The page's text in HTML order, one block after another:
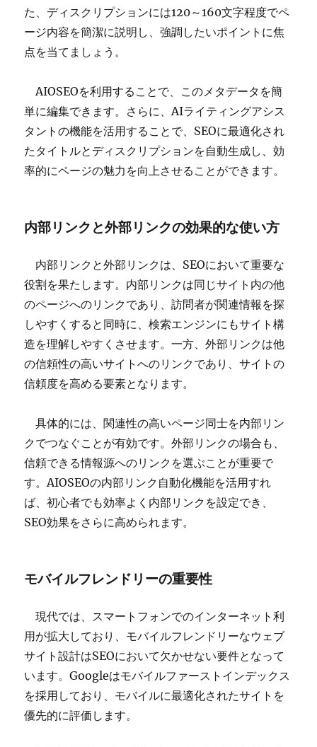
た、ディスクリプションには120～160文字程度でペ
ージ内容を簡潔に説明し、強調したいポイントに焦
点を当てましょう。
AIOSEOを利用することで、このメタデータを簡
単に編集できます。さらに、AIライティングアシス
タントの機能を活用することで、SEOに最適化され
たタイトルとディスクリプションを自動生成し、効
率的にページの魅力を向上させることができます。
内部リンクと外部リンクの効果的な使い方
内部リンクと外部リンクは、SEOにおいて重要な
役割を果たします。内部リンクは同じサイト内の他
のページへのリンクであり、訪問者が関連情報を探
しやすくすると同時に、検索エンジンにもサイト構
造を理解しやすくさせます。一方、外部リンクは他
の信頼性の高いサイトへのリンクであり、サイトの
信頼度を高める要素となります。
具体的には、関連性の高いページ同士を内部リン
クでつなぐことが有効です。外部リンクの場合も、
信頼できる情報源へのリンクを選ぶことが重要で
す。AIOSEOの内部リンク自動化機能を活用すれ
ば、初心者でも効率よく内部リンクを設定でき、
SEO効果をさらに高められます。
モバイルフレンドリーの重要性
現代では、スマートフォンでのインターネット利
用が拡大しており、モバイルフレンドリーなウェブ
サイト設計はSEOにおいて欠かせない要件となって
います。Googleはモバイルファーストインデックス
を採用しており、モバイルに最適化されたサイトを
優先的に評価します。